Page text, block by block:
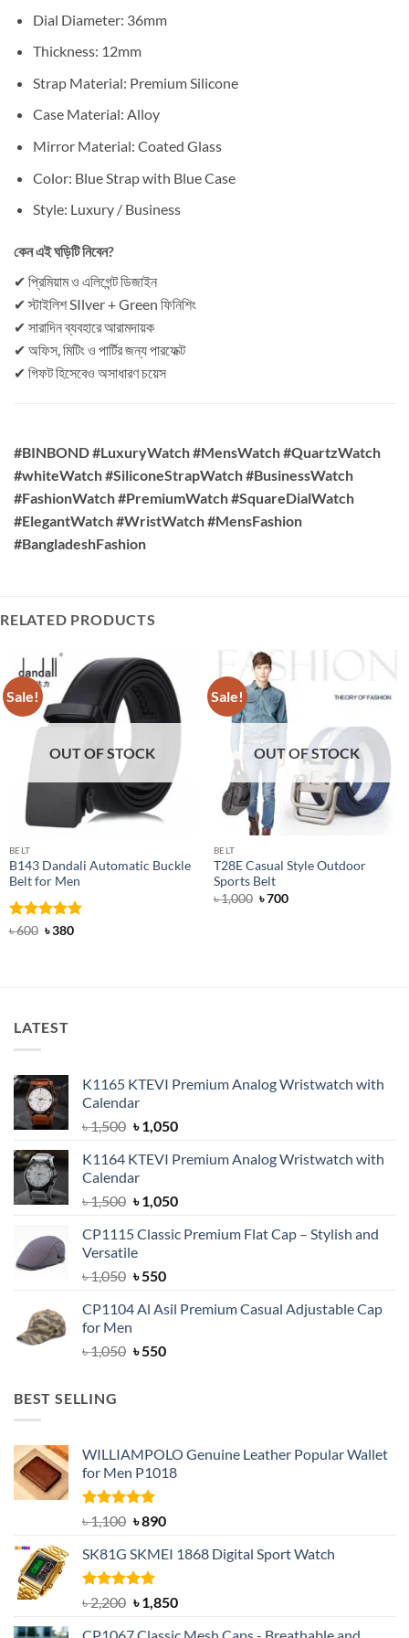
Dial Diameter: 36mm
Thickness: 12mm
Strap Material: Premium Silicone
Case Material: Alloy
Mirror Material: Coated Glass
Color: Blue Strap with Blue Case
Style: Luxury / Business
কেন এই ঘড়িটি নিবেন?
✔ প্রিমিয়াম ও এলিগেন্ট ডিজাইন
✔ স্টাইলিশ SIlver + Green ফিনিশিং
✔ সারাদিন ব্যবহারে আরামদায়ক
✔ অফিস, মিটিং ও পার্টির জন্য পারফেক্ট
✔ গিফট হিসেবেও অসাধারণ চয়েস
#BINBOND #LuxuryWatch #MensWatch #QuartzWatch
#whiteWatch #SiliconeStrapWatch #BusinessWatch
#FashionWatch #PremiumWatch #SquareDialWatch
#ElegantWatch #WristWatch #MensFashion
#BangladeshFashion
RELATED PRODUCTS
Sale!
OUT OF STOCK
BELT
B143 Dandali Automatic Buckle
Belt for Men
Rated4.8
৳600 Original
৳380Current
Sale!
OUT OF STOCK
BELT
T28E Casual Style Outdoor
Sports Belt
৳1,000 Original
৳700Current
LATEST
K1165 KTEVI Premium Analog Wristwatch with
Calendar
৳1,500 Original
was:
৳ 1,500.
৳1,050Current
is:
K1164 KTEVI Premium Analog Wristwatch with
Calendar
৳1,500 Original
was:
৳ 1,500.
৳1,050Current
is:
CP1115 Classic Premium Flat Cap – Stylish and
Versatile
৳1,050 Original
was:
৳550Current
is:
CP1104 Al Asil Premium Casual Adjustable Cap
for Men
৳1,050 Original
৳550Current
BEST SELLING
WILLIAMPOLO Genuine Leather Popular Wallet
for Men P1018
Rated5.00
out of 5
৳1,100 Original
was:
৳ 1,100.
৳890Current
is:
SK81G SKMEI 1868 Digital Sport Watch
Rated5.00
out of 5
৳2,200 Original
৳1,850Current